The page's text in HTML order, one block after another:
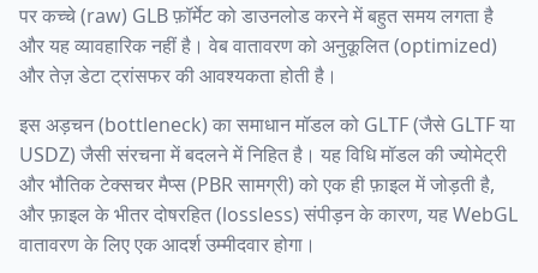
पर कच्चे (raw) GLB फ़ॉर्मेट को डाउनलोड करने में बहुत समय लगता है
और यह व्यावहारिक नहीं है। वेब वातावरण को अनुकूलित (optimized)
और तेज़ डेटा ट्रांसफर की आवश्यकता होती है।
इस अड़चन (bottleneck) का समाधान मॉडल को GLTF (जैसे GLTF या
USDZ) जैसी संरचना में बदलने में निहित है। यह विधि मॉडल की ज्योमेट्री
और भौतिक टेक्सचर मैप्स (PBR सामग्री) को एक ही फ़ाइल में जोड़ती है,
और फ़ाइल के भीतर दोषरहित (lossless) संपीड़न के कारण, यह WebGL
वातावरण के लिए एक आदर्श उम्मीदवार होगा।